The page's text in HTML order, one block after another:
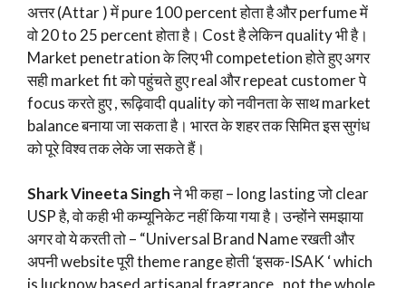
अत्तर (Attar ) में pure 100 percent होता है और perfume में
वो 20 to 25 percent होता है। Cost है लेकिन quality भी है।
Market penetration के लिए भी competetion होते हुए अगर
सही market fit को पहुंचते हुए real और repeat customer पे
focus करते हुए , रूढ़िवादी quality को नवीनता के साथ market
balance बनाया जा सकता है। भारत के शहर तक सिमित इस सुगंध
को पूरे विश्व तक लेके जा सकते हैं।
Shark Vineeta Singhने भी कहा – long lasting जो clear
USP है, वो कही भी कम्यूनिकेट नहीं किया गया है। उन्होंने समझाया
अगर वो ये करती तो – “Universal Brand Name रखती और
अपनी website पूरी theme range होती ‘इसक-ISAK ‘ which
is lucknow based artisanal fragrance , not the whole